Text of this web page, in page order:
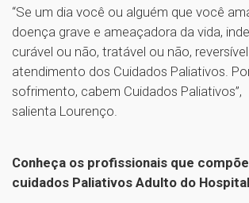
“Se um dia você ou alguém que você
doença grave e ameaçadora da vida,
curável ou não, tratável ou não,
atendimento dos Cuidados Paliativos.
sofrimento, cabem Cuidados Paliativos”,
salienta Lourenço.
Conheça os profissionais que
cuidados Paliativos Adulto do